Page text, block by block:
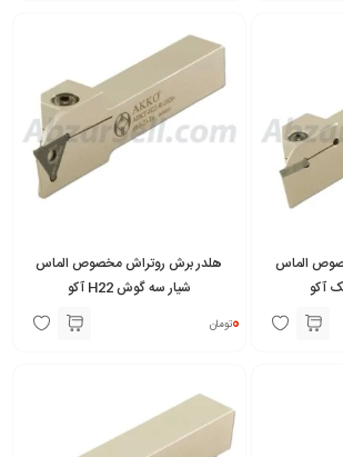
الماس
آکو
هلدر برش روتراش مخصوص الماس
شیار سه گوش H22 آکو
0تومان